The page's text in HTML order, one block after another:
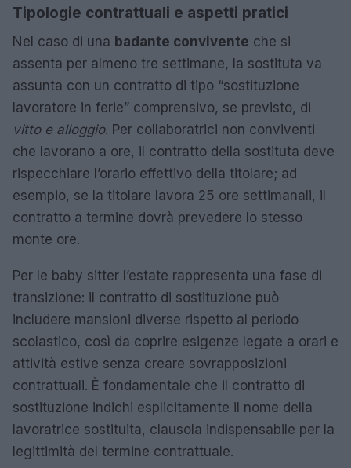
Tipologie contrattuali e aspetti pratici
Nel caso di una badante convivente che si
assenta per almeno tre settimane, la sostituta va
assunta con un contratto di tipo “sostituzione
lavoratore in ferie” comprensivo, se previsto, di
vitto e alloggio. Per collaboratrici non conviventi
che lavorano a ore, il contratto della sostituta deve
rispecchiare l’orario effettivo della titolare; ad
esempio, se la titolare lavora 25 ore settimanali, il
contratto a termine dovrà prevedere lo stesso
monte ore.
Per le baby sitter l’estate rappresenta una fase di
transizione: il contratto di sostituzione può
includere mansioni diverse rispetto al periodo
scolastico, così da coprire esigenze legate a orari e
attività estive senza creare sovrapposizioni
contrattuali. È fondamentale che il contratto di
sostituzione indichi esplicitamente il nome della
lavoratrice sostituita, clausola indispensabile per la
legittimità del termine contrattuale.